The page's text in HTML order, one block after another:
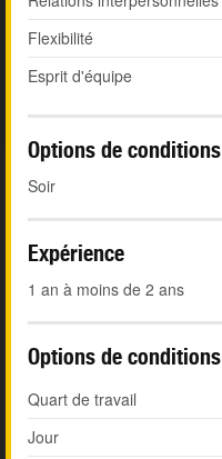
Flexibilité
Esprit d'équipe
Options de
Soir
Expérience
1 an à moins de 2 ans
Options de
Quart de travail
Jour